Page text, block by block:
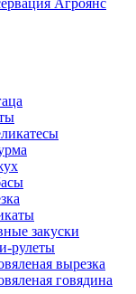
Агроянс
закуски
рулеты
вырезка
говядина